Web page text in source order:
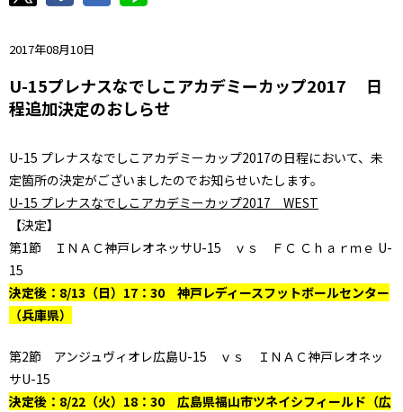
2017年08月10日
U-15プレナスなでしこアカデミーカップ2017 日
程追加決定のおしらせ
U-15 プレナスなでしこアカデミーカップ2017の日程において、未
定箇所の決定がございましたのでお知らせいたします。
U-15 プレナスなでしこアカデミーカップ2017 WEST
【決定】
第1節 ＩＮＡＣ神戸レオネッサU-15 ｖｓ ＦＣ Ｃｈａｒｍｅ U-
15
決定後：8/13（日）17：30 神戸レディースフットボールセンター
（兵庫県）
第2節 アンジュヴィオレ広島U-15 ｖｓ ＩＮＡＣ神戸レオネッ
サU-15
決定後：8/22（火）18：30 広島県福山市ツネイシフィールド（広